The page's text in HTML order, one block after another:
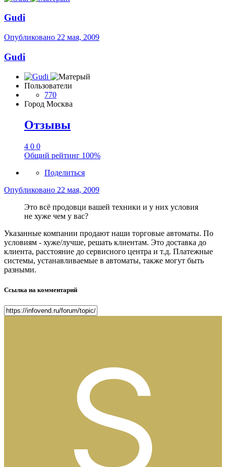
Gudi
Опубликовано 22 мая, 2009
Gudi
Пользователи
770
Город Москва
Отзывы
4 0 0
Общий рейтинг 100%
Поделиться
Опубликовано 22 мая, 2009
Это всё продовци вашей техники и у них условия
не хуже чем у вас?
Указанные компании продают наши торговые автоматы. По
условиям - хуже/лучше, решать клиентам. Это доставка до
клиента, расстояние до сервисного центра и т.д. Платежные
системы, устанавливаемые в автоматы, также могут быть
разными.
Ссылка на комментарий